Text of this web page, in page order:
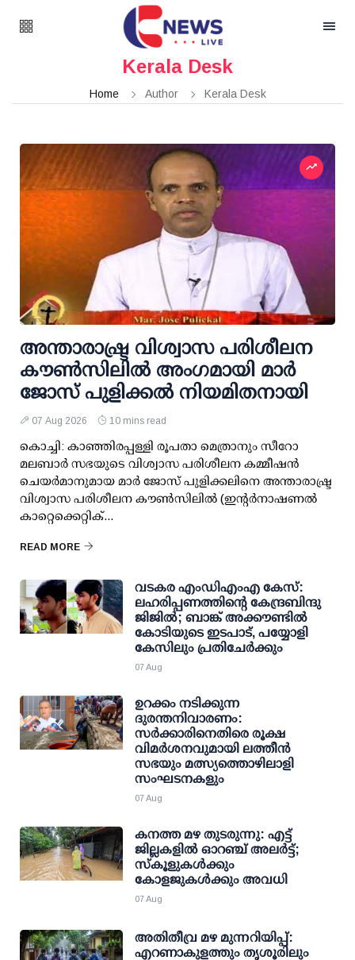
Kerala Desk
Home Author Kerala Desk
അന്താരാഷ്ട്ര വിശ്വാസ പരിശീലന
കൗണ്‍സിലില്‍ അംഗമായി മാര്‍
ജോസ് പുളിക്കല്‍ നിയമിതനായി
07 Aug 2026 10 mins read
കൊച്ചി: കാഞ്ഞിരപ്പള്ളി രൂപതാ മെത്രാനും സീറോ
മലബാര്‍ സഭയുടെ വിശ്വാസ പരിശീലന കമ്മീഷന്‍
ചെയര്‍മാനുമായ മാര്‍ ജോസ് പുളിക്കലിനെ അന്താരാഷ്ട്ര
വിശ്വാസ പരിശീലന കൗണ്‍സിലില്‍ (ഇന്റര്‍നാഷണല്‍
കാറ്റെക്കെറ്റിക്...
READ MORE
വടകര എംഡിഎംഎ കേസ്:
ലഹരിപ്പണത്തിന്റെ കേന്ദ്രബിന്ദു
ജിജില്‍; ബാങ്ക് അക്കൗണ്ടില്‍
കോടിയുടെ ഇടപാട്, പയ്യോളി
കേസിലും പ്രതിചേര്‍ക്കും
07 Aug
ഉറക്കം നടിക്കുന്ന
ദുരന്തനിവാരണം:
സര്‍ക്കാരിനെതിരെ രൂക്ഷ
വിമര്‍ശനവുമായി ലത്തീന്‍
സഭയും മത്സ്യത്തൊഴിലാളി
സംഘടനകളും
07 Aug
കനത്ത മഴ തുടരുന്നു: എട്ട്
ജില്ലകളില്‍ ഓറഞ്ച് അലര്‍ട്ട്;
സ്‌കൂളുകള്‍ക്കും
കോളജുകള്‍ക്കും അവധി
07 Aug
അതിതീവ്ര മഴ മുന്നറിയിപ്പ്:
എറണാകുളത്തും തൃശൂരിലും